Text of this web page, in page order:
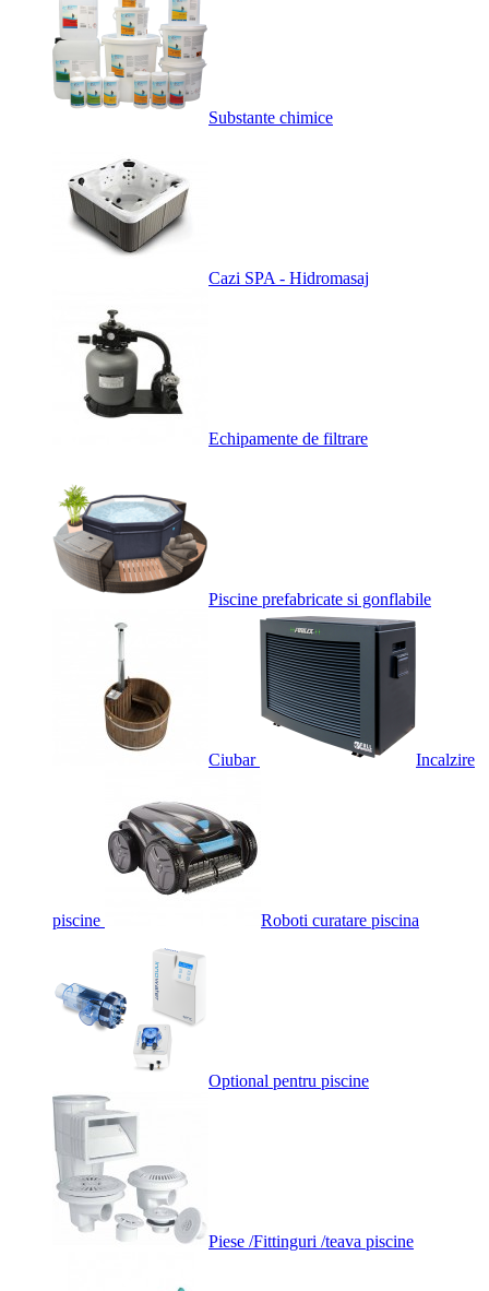
Substante chimice
Cazi SPA - Hidromasaj
Echipamente de filtrare
Piscine prefabricate si gonflabile
Ciubar Incalzire
piscine Roboti curatare piscina
Optional pentru piscine
Piese /Fittinguri /teava piscine